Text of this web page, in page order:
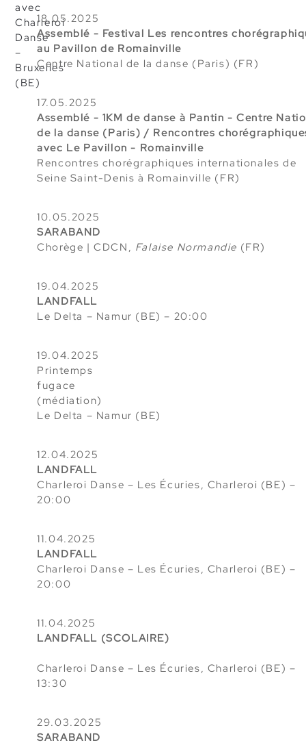
avec
Charleroi
Danse
–
Bruxelles
(BE)
18.05.2025
Assemblé - Festival Les rencontres
au Pavillon de Romainville
Centre National de la danse (Paris) (FR)
17.05.2025
Assemblé - 1KM de danse à Pantin - Centre
de la danse (Paris) / Rencontres
avec Le Pavillon - Romainville
Rencontres chorégraphiques internationales de
Seine Saint-Denis à Romainville (FR)
10.05.2025
SARABAND
Chorège | CDCN , Falaise Normandie (FR)
19.04.2025
LANDFALL
Le Delta – Namur (BE)– 20:00
19.04.2025
Printemps
fugace
(médiation)
Le Delta – Namur (BE)
12.04.2025
LANDFALL
Charleroi Danse – Les Écuries, Charleroi (BE) –
20:00
11.04.2025
LANDFALL
Charleroi Danse – Les Écuries, Charleroi (BE) –
20:00
11.04.2025
LANDFALL (SCOLAIRE)
Charleroi Danse – Les Écuries, Charleroi (BE) –
13:30
29.03.2025
SARABAND